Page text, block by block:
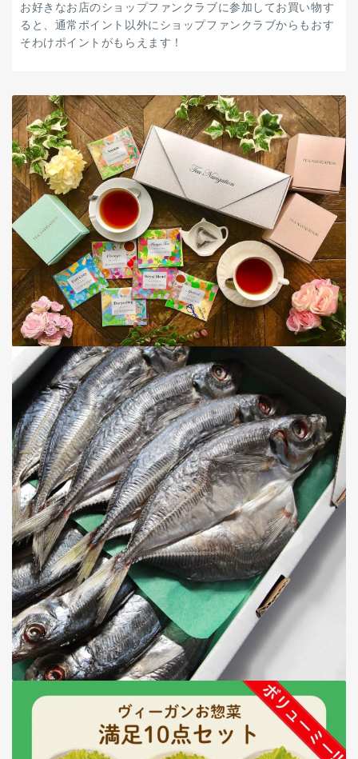
お好きなお店のショップファンクラブに参加してお買い物す
ると、通常ポイント以外にショップファンクラブからもおす
そわけポイントがもらえます！